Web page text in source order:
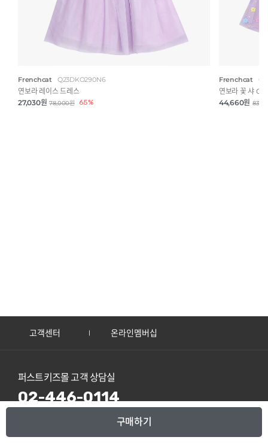
Frenchcat Q23DKO290N6
연보라 레이스 드레스
27,030원 78,000원 65%
Frenchcat
연보라 꽃 샤 OP
44,660원
구매하기
고객센터 온라인멤버십
퍼스트키즈몰 고객 상담실
02-446-0114
(A/S, 기타문의)
02-2049-8888~9